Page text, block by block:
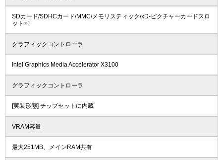
SDカード/SDHCカード/MMC/メモリスティック/xD-ピクチャーカードスロ
ット×1
グラフィックコントローラ
Intel Graphics Media Accelerator X3100
グラフィックコントローラ
[実装形態] チップセットに内蔵
VRAM容量
最大251MB、メインRAM共有